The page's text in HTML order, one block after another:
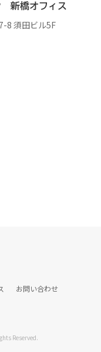
新橋オフィス
8 須田ビル5F
お問い合わせ
Reserved.